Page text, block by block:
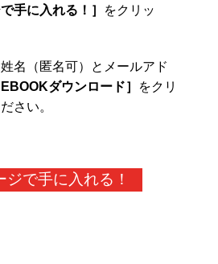
手に入れる！］
をクリッ
名（匿名可）とメールアド
EBOOKダウンロード］
をクリ
さい。
ジで手に入れる！